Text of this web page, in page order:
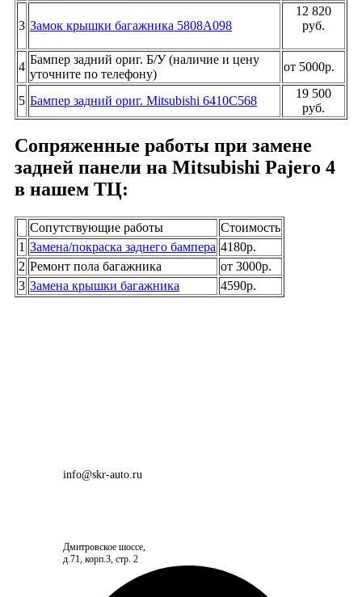
3 Замок крышки багажника 5808A098
12 820
руб.
4
Бампер задний ориг. Б/У (наличие и цену
уточните по телефону)
от 5000р.
5 Бампер задний ориг. Mitsubishi 6410C568
19 500
руб.
Сопряженные работы при замене
задней панели на Mitsubishi Pajero 4
в нашем TЦ:
Сопутствующие работы
Стоимость
1 Замена/покраска заднего бампера 4180р.
2 Ремонт пола багажника
от 3000р.
3 Замена крышки багажника 4590р.
info@skr-auto.ru
Дмитровское шоссе,
д.71, корп.3, стр. 2